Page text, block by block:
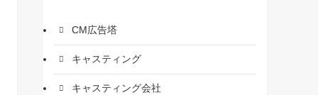
CM広告塔
キャスティング
キャスティング会社